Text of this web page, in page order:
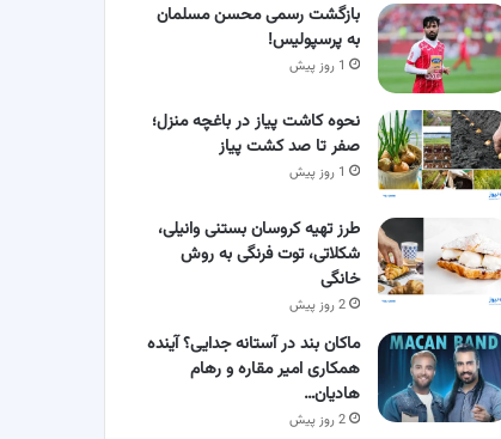
بازگشت رسمی محسن مسلمان
به پرسپولیس!
1 روز پیش
نحوه کاشت پیاز در باغچه منزل؛
صفر تا صد کشت پیاز
1 روز پیش
طرز تهیه کروسان بستنی وانیلی،
شکلاتی، توت فرنگی به روش
خانگی
2 روز پیش
ماکان بند در آستانه جدایی؟ آینده
همکاری امیر مقاره و رهام
هادیان…
2 روز پیش